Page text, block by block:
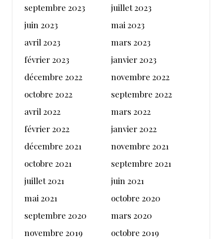
septembre 2023
juillet 2023
juin 2023
mai 2023
avril 2023
mars 2023
février 2023
janvier 2023
décembre 2022
novembre 2022
octobre 2022
septembre 2022
avril 2022
mars 2022
février 2022
janvier 2022
décembre 2021
novembre 2021
octobre 2021
septembre 2021
juillet 2021
juin 2021
mai 2021
octobre 2020
septembre 2020
mars 2020
novembre 2019
octobre 2019